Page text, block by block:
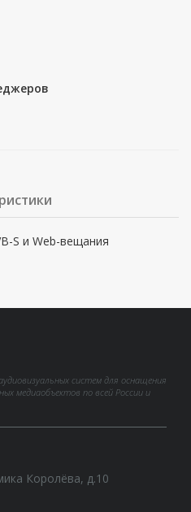
S и Web-вещания
систем для оснащения
медиаобъектов по всей России и
Королёва, д.10